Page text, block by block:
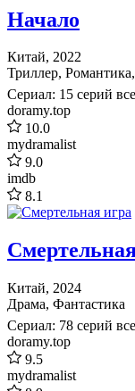
Начало
Китай, 2022
Триллер,
Сериал: 15 серий
doramy.top
10.0
mydramalist
9.0
imdb
8.1
Китай, 2024
Драма, Фантастика
Сериал: 78 серий
doramy.top
9.5
mydramalist